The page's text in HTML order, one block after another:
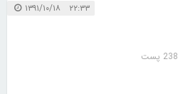
۲۲:۳۳ ۱۳۹۱/۱۰/۱۸
238 پست